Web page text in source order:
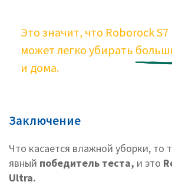
Это значит, что Roborock S7
может легко убирать
и дома.
Заключение
Что касается влажной уборки, то
явный победитель теста, и это
Ultra.